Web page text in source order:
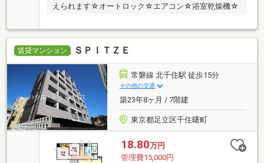
えられます☆オートロック☆エアコン☆浴室乾燥機☆
賃貸マンション ＳＰＩＴＺＥ
常磐線 北千住駅 徒歩15分
その他の交通
築23年8ヶ月 / 7階建
東京都足立区千住曙町
18.80万円
管理費15,000円